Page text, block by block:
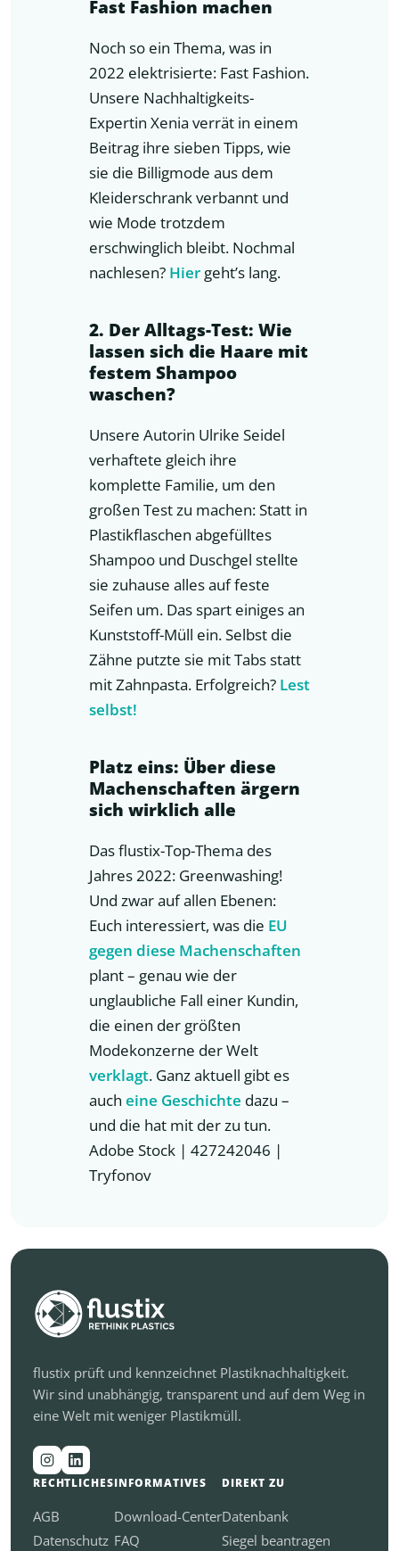
Fast Fashion machen
Noch so ein Thema, was in
2022 elektrisierte: Fast Fashion.
Unsere Nachhaltigkeits-
Expertin Xenia verrät in einem
Beitrag ihre sieben Tipps, wie
sie die Billigmode aus dem
Kleiderschrank verbannt und
wie Mode trotzdem
erschwinglich bleibt. Nochmal
nachlesen? Hiergeht’s lang.
2. Der Alltags-Test: Wie
lassen sich die Haare mit
festem Shampoo
waschen?
Unsere Autorin Ulrike Seidel
verhaftete gleich ihre
komplette Familie, um den
großen Test zu machen: Statt in
Plastikflaschen abgefülltes
Shampoo und Duschgel stellte
sie zuhause alles auf feste
Seifen um. Das spart einiges an
Kunststoff-Müll ein. Selbst die
Zähne putzte sie mit Tabs statt
mit Zahnpasta. Erfolgreich? Lest
selbst!
Platz eins: Über diese
Machenschaften ärgern
sich wirklich alle
Das flustix-Top-Thema des
Jahres 2022: Greenwashing!
Und zwar auf allen Ebenen:
Euch interessiert, was die EU
gegen diese Machenschaften
plant – genau wie der
unglaubliche Fall einer Kundin,
die einen der größten
Modekonzerne der Welt
verklagt. Ganz aktuell gibt es
auch eine Geschichte dazu –
und die hat mit der zu tun.
Adobe Stock | 427242046 |
Tryfonov
flustix prüft und kennzeichnet Plastiknachhaltigkeit.
Wir sind unabhängig, transparent und auf dem Weg in
eine Welt mit weniger Plastikmüll.
RECHTLICHES
AGB
Datenschutz
INFORMATIVES
Download-Center
FAQ
DIREKT ZU
Datenbank
Siegel beantragen